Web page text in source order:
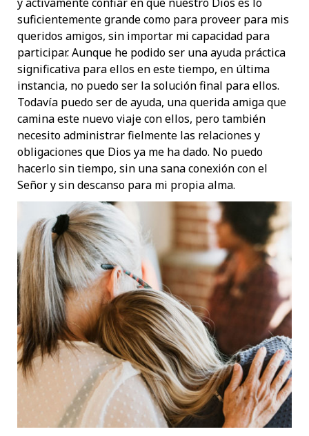
suficientemente grande como para proveer para mis
queridos amigos, sin importar mi capacidad para
participar. Aunque he podido ser una ayuda práctica
significativa para ellos en este tiempo, en última
instancia, no puedo ser la solución final para ellos.
Todavía puedo ser de ayuda, una querida amiga que
camina este nuevo viaje con ellos, pero también
necesito administrar fielmente las relaciones y
obligaciones que Dios ya me ha dado. No puedo
hacerlo sin tiempo, sin una sana conexión con el
Señor y sin descanso para mi propia alma.